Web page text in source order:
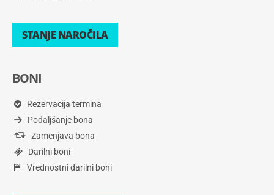
STANJE NAROČILA
BONI
Rezervacija termina
Podaljšanje bona
Zamenjava bona
Darilni boni
Vrednostni darilni boni